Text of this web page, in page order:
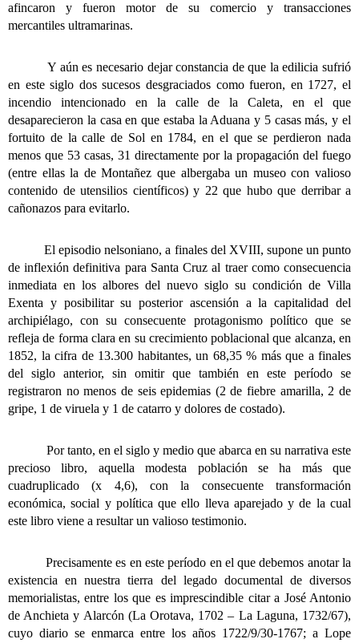
afincaron y fueron motor de su comercio y transacciones
mercantiles ultramarinas.
Y aún es necesario dejar constancia de que la edilicia sufrió
en este siglo dos sucesos desgraciados como fueron, en 1727, el
incendio intencionado en la calle de la Caleta, en el que
desaparecieron la casa en que estaba la Aduana y 5 casas más, y el
fortuito de la calle de Sol en 1784, en el que se perdieron nada
menos que 53 casas, 31 directamente por la propagación del fuego
(entre ellas la de Montañez que albergaba un museo con valioso
contenido de utensilios científicos) y 22 que hubo que derribar a
cañonazos para evitarlo.
El episodio nelsoniano, a finales del XVIII, supone un punto
de inflexión definitiva para Santa Cruz al traer como consecuencia
inmediata en los albores del nuevo siglo su condición de Villa
Exenta y posibilitar su posterior ascensión a la capitalidad del
archipiélago, con su consecuente protagonismo político que se
refleja de forma clara en su crecimiento poblacional que alcanza, en
1852, la cifra de 13.300 habitantes, un 68,35 % más que a finales
del siglo anterior, sin omitir que también en este período se
registraron no menos de seis epidemias (2 de fiebre amarilla, 2 de
gripe, 1 de viruela y 1 de catarro y dolores de costado).
Por tanto, en el siglo y medio que abarca en su narrativa este
precioso libro, aquella modesta población se ha más que
cuadruplicado (x 4,6), con la consecuente transformación
económica, social y política que ello lleva aparejado y de la cual
este libro viene a resultar un valioso testimonio.
Precisamente es en este período en el que debemos anotar la
existencia en nuestra tierra del legado documental de diversos
memorialistas, entre los que es imprescindible citar a José Antonio
de Anchieta y Alarcón (La Orotava, 1702 – La Laguna, 1732/67),
cuyo diario se enmarca entre los años 1722/9/30-1767; a Lope